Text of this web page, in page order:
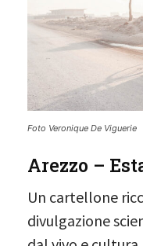
Foto Veronique De Viguerie
Arezzo –
Un cartellone
divulgazione